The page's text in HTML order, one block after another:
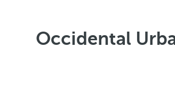
Occidental